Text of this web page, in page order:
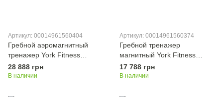
Артикул: 00014961560404
Гребной аэромагнитный
тренажер York Fitness
Turbine
28 888 грн
В наличии
Артикул: 00014961560374
Гребной тренажер
магнитный York Fitness
Performance
17 788 грн
В наличии